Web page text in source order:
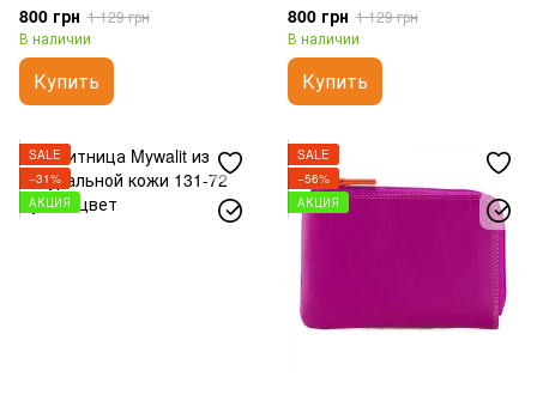
800 грн 1 129 грн
В наличии
Купить
800 грн 1 129 грн
В наличии
Купить
SALE
−31%
АКЦИЯ
SALE
−56%
АКЦИЯ